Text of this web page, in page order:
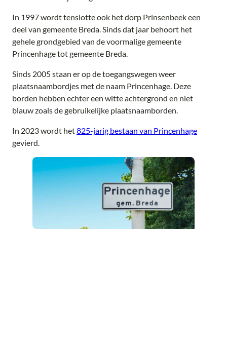
In 1997 wordt tenslotte ook het dorp Prinsenbeek een
deel van gemeente Breda. Sinds dat jaar behoort het
gehele grondgebied van de voormalige gemeente
Princenhage tot gemeente Breda.
Sinds 2005 staan er op de toegangswegen weer
plaatsnaambordjes met de naam Princenhage. Deze
borden hebben echter een witte achtergrond en niet
blauw zoals de gebruikelijke plaatsnaamborden.
In 2023 wordt het825-jarig bestaan van Princenhage
gevierd.